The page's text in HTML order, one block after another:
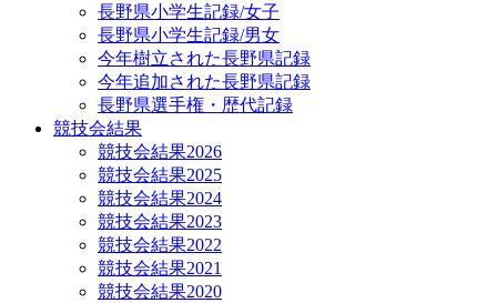
長野県小学生記録/女子
長野県小学生記録/男女
今年樹立された長野県記録
今年追加された長野県記録
長野県選手権・歴代記録
競技会結果
競技会結果2026
競技会結果2025
競技会結果2024
競技会結果2023
競技会結果2022
競技会結果2021
競技会結果2020